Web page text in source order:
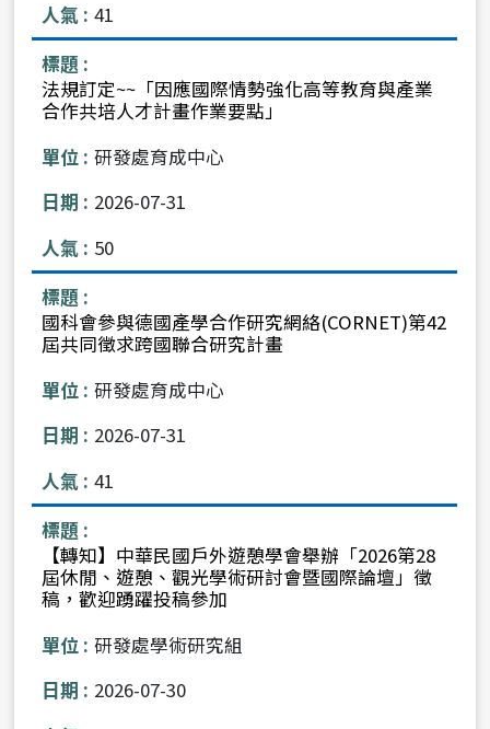
41
法規訂定~~「因應國際情勢強化高等教育與產業
合作共培人才計畫作業要點」
研發處育成中心
2026-07-31
50
國科會參與德國產學合作研究網絡(CORNET)第42
屆共同徵求跨國聯合研究計畫
研發處育成中心
2026-07-31
41
【轉知】中華民國戶外遊憩學會舉辦「2026第28
屆休閒、遊憩、觀光學術研討會暨國際論壇」徵
稿，歡迎踴躍投稿參加
研發處學術研究組
2026-07-30